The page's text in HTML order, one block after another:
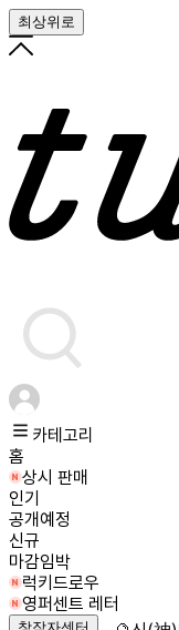
최상위로
카테고리
홈
상시 판매
인기
공개예정
신규
마감임박
럭키드로우
영퍼센트 레터